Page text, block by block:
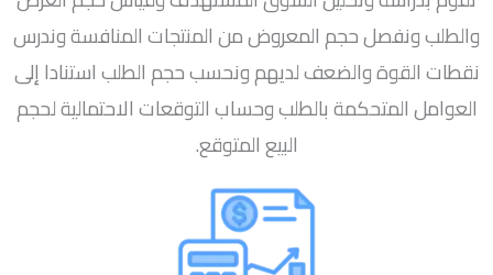
والطلب ونفصل حجم المعروض من المنتجات المنافسة وندرس
نقطات القوة والضعف لديهم ونحسب حجم الطلب استنادا إلى
العوامل المتحكمة بالطلب وحساب التوقعات الاحتمالية لحجم
البيع المتوقع.